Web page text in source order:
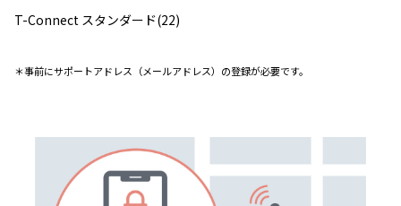
T-Connect スタンダード(22)
＊事前にサポートアドレス（メールアドレス）の登録が必要です。